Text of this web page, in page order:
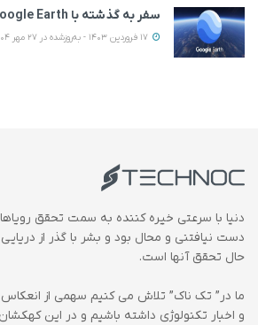
سفر به گذشته با Google Earth
دنیا با سرعتی خیره کننده به سمت تحقق
دست نیافتنی و محال بود و بشر با گذر از
حال تحقق آنها است.
ما در” تک ناک” تلاش می کنیم سهمی از
و اخبار تکنولوژی داشته باشیم و در این